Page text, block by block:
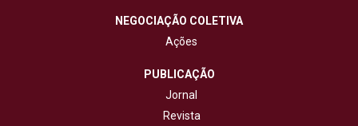
NEGOCIAÇÃO COLETIVA
Ações
PUBLICAÇÃO
Jornal
Revista